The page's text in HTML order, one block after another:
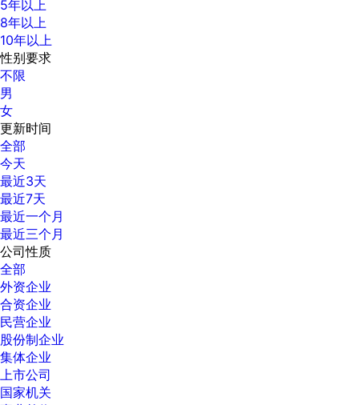
5年以上
8年以上
10年以上
性别要求
不限
男
女
更新时间
全部
今天
最近3天
最近7天
最近一个月
最近三个月
公司性质
全部
外资企业
合资企业
民营企业
股份制企业
集体企业
上市公司
国家机关